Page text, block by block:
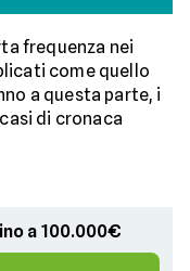
frequenza nei
come quello
a questa parte, i
di cronaca
a 100.000€